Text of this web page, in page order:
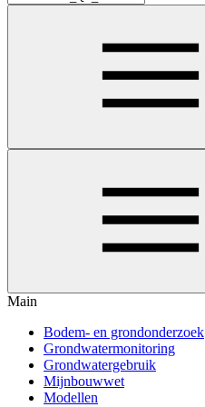
Main
Bodem- en grondonderzoek
Grondwatermonitoring
Grondwatergebruik
Mijnbouwwet
Modellen